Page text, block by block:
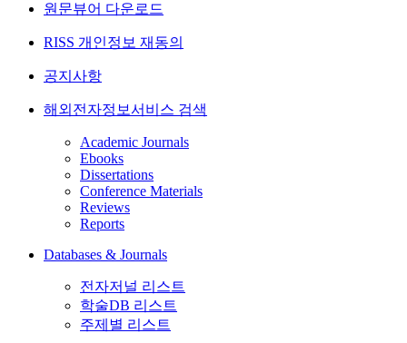
원문뷰어 다운로드
RISS 개인정보 재동의
공지사항
해외전자정보서비스 검색
Academic Journals
Ebooks
Dissertations
Conference Materials
Reviews
Reports
Databases & Journals
전자저널 리스트
학술DB 리스트
주제별 리스트